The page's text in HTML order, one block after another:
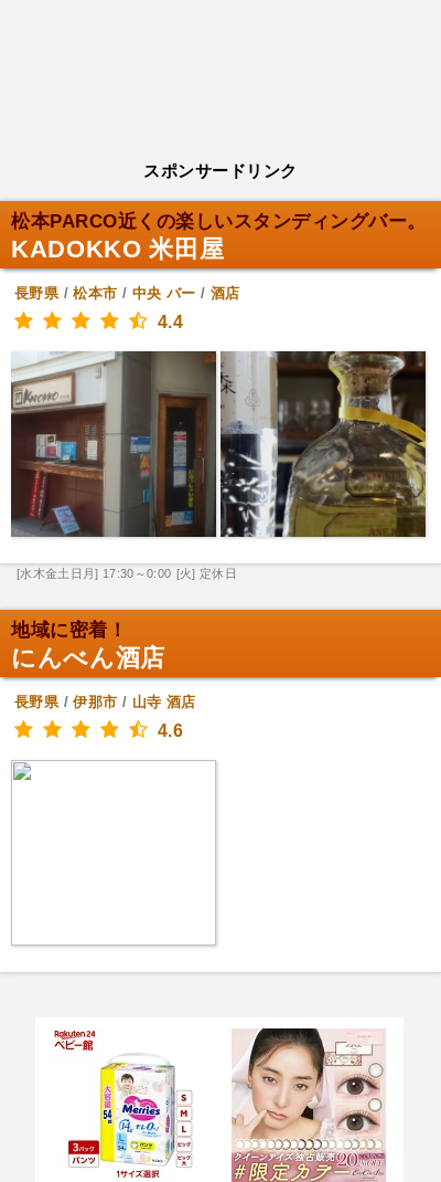
スポンサードリンク
松本PARCO近くの楽しいスタンディングバー。
KADOKKO 米田屋
長野県/松本市 / 中央 バー / 酒店
4.4
[水木金土日月] 17:30～0:00 [火] 定休日
地域に密着！
にんべん酒店
長野県/伊那市 / 山寺 酒店
4.6